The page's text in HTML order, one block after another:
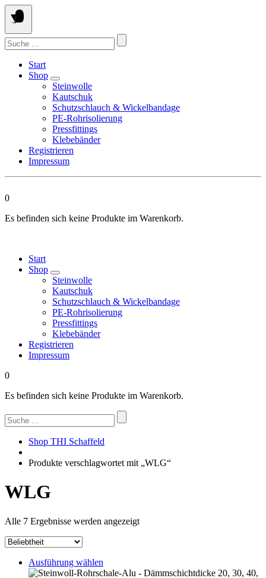
Springen
Sie
zum
Inhalt
Suchen
nach:
Start
Shop
Steinwolle
Kautschuk
Schutzschlauch & Wickelbandage
PE-Rohrisolierung
Pressfittings
Klebebänder
Registrieren
Impressum
0
Es befinden sich keine Produkte im Warenkorb.
Start
Shop
Steinwolle
Kautschuk
Schutzschlauch & Wickelbandage
PE-Rohrisolierung
Pressfittings
Klebebänder
Registrieren
Impressum
0
Es befinden sich keine Produkte im Warenkorb.
Suchen
nach:
Shop THI Schaffeld
Produkte verschlagwortet mit „WLG“
WLG
Alle 7 Ergebnisse werden angezeigtNach
Ausführung wählen
Produkt